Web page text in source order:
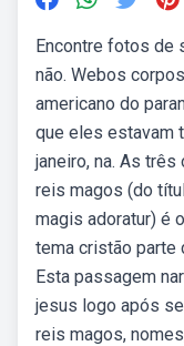
Encontre fotos de
não. Webos
americano do
que eles estavam
janeiro, na. As
reis magos (do
magis adoratur) é
tema cristão parte
Esta passagem
jesus logo após
reis magos,